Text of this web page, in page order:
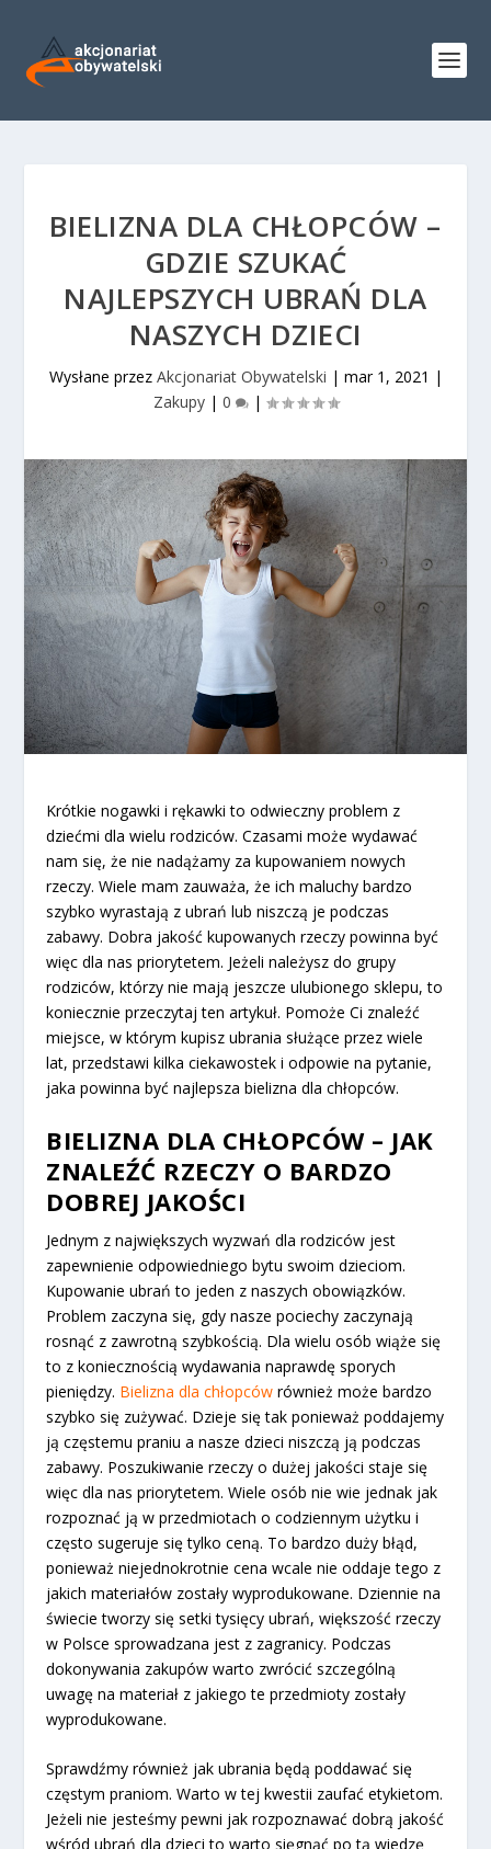
BIELIZNA DLA CHŁOPCÓW –
GDZIE SZUKAĆ
NAJLEPSZYCH UBRAŃ DLA
NASZYCH DZIECI
Wysłane przez Akcjonariat Obywatelski | mar 1, 2021 |
Zakupy| 0 |
Krótkie nogawki i rękawki to odwieczny problem z
dziećmi dla wielu rodziców. Czasami może wydawać
nam się, że nie nadążamy za kupowaniem nowych
rzeczy. Wiele mam zauważa, że ich maluchy bardzo
szybko wyrastają z ubrań lub niszczą je podczas
zabawy. Dobra jakość kupowanych rzeczy powinna być
więc dla nas priorytetem. Jeżeli należysz do grupy
rodziców, którzy nie mają jeszcze ulubionego sklepu, to
koniecznie przeczytaj ten artykuł. Pomoże Ci znaleźć
miejsce, w którym kupisz ubrania służące przez wiele
lat, przedstawi kilka ciekawostek i odpowie na pytanie,
jaka powinna być najlepsza bielizna dla chłopców.
BIELIZNA DLA CHŁOPCÓW – JAK
ZNALEŹĆ RZECZY O BARDZO
DOBREJ JAKOŚCI
Jednym z największych wyzwań dla rodziców jest
zapewnienie odpowiedniego bytu swoim dzieciom.
Kupowanie ubrań to jeden z naszych obowiązków.
Problem zaczyna się, gdy nasze pociechy zaczynają
rosnąć z zawrotną szybkością. Dla wielu osób wiąże się
to z koniecznością wydawania naprawdę sporych
pieniędzy. Bielizna dla chłopców również może bardzo
szybko się zużywać. Dzieje się tak ponieważ poddajemy
ją częstemu praniu a nasze dzieci niszczą ją podczas
zabawy. Poszukiwanie rzeczy o dużej jakości staje się
więc dla nas priorytetem. Wiele osób nie wie jednak jak
rozpoznać ją w przedmiotach o codziennym użytku i
często sugeruje się tylko ceną. To bardzo duży błąd,
ponieważ niejednokrotnie cena wcale nie oddaje tego z
jakich materiałów zostały wyprodukowane. Dziennie na
świecie tworzy się setki tysięcy ubrań, większość rzeczy
w Polsce sprowadzana jest z zagranicy. Podczas
dokonywania zakupów warto zwrócić szczególną
uwagę na materiał z jakiego te przedmioty zostały
wyprodukowane.
Sprawdźmy również jak ubrania będą poddawać się
częstym praniom. Warto w tej kwestii zaufać etykietom.
Jeżeli nie jesteśmy pewni jak rozpoznawać dobrą jakość
wśród ubrań dla dzieci to warto sięgnąć po tą wiedzę